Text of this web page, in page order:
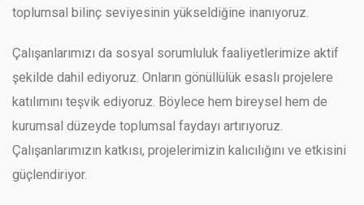
toplumsal bilinç seviyesinin yükseldiğine inanıyoruz.
Çalışanlarımızı da sosyal sorumluluk faaliyetlerimize aktif
şekilde dahil ediyoruz. Onların gönüllülük esaslı projelere
katılımını teşvik ediyoruz. Böylece hem bireysel hem de
kurumsal düzeyde toplumsal faydayı artırıyoruz.
Çalışanlarımızın katkısı, projelerimizin kalıcılığını ve etkisini
güçlendiriyor.